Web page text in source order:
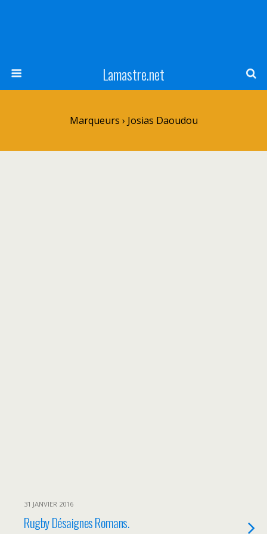
Lamastre.net
Marqueurs › Josias Daoudou
31 JANVIER 2016
Rugby Désaignes Romans.